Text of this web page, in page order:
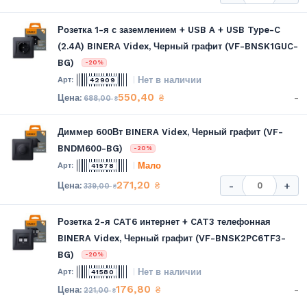
Розетка 1-я с заземлением + USB A + USB Type-C
(2.4А) BINERA Videx, Черный графит (VF-BNSK1GUC-
BG)
-20%
42909 Нет в наличии
688,00₴550,40 ₴ -
Диммер 600Вт BINERA Videx, Черный графит (VF-
BNDM600-BG)
-20%
41578 Мало
339,00₴271,20 ₴ - +
Розетка 2-я CAT6 интернет + CAT3 телефонная
BINERA Videx, Черный графит (VF-BNSK2PC6TF3-
BG)
-20%
41580 Нет в наличии
221,00₴176,80 ₴ -